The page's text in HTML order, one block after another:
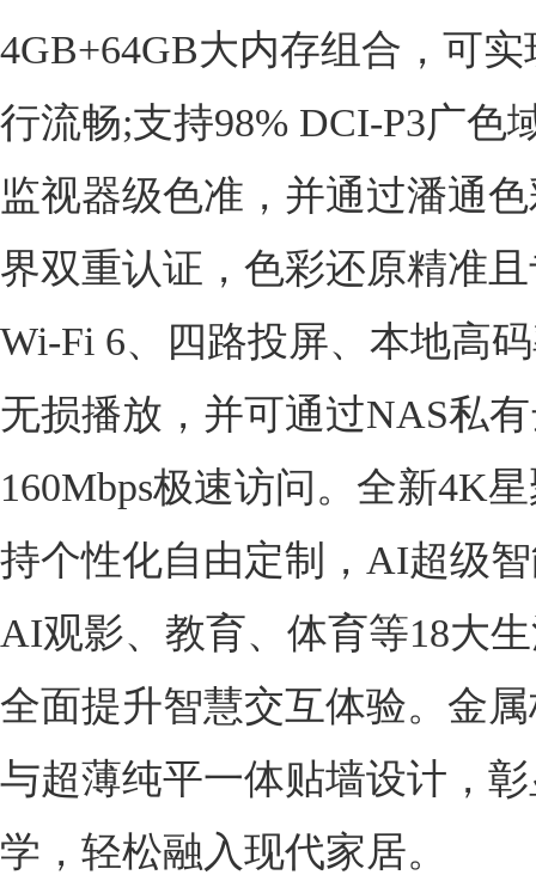
4GB+64GB大内存组合，可
行流畅;支持98% DCI-P3广色
监视器级色准，并通过潘通
界双重认证，色彩还原精准
Wi-Fi 6、四路投屏、本地高
无损播放，并可通过NAS私
160Mbps极速访问。全新4K
持个性化自由定制，AI超级
AI观影、教育、体育等18大
全面提升智慧交互体验。金
与超薄纯平一体贴墙设计，
学，轻松融入现代家居。